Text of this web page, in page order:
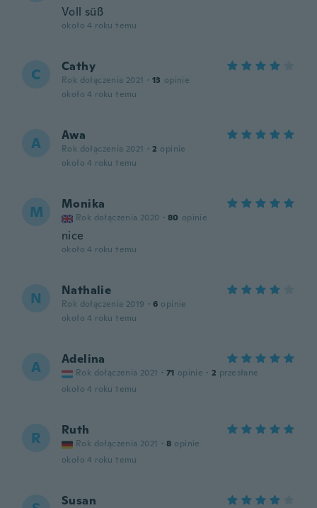
Voll süß
około 4 roku temu
C Cathy
Rok dołączenia 2021 · 13 opinie
około 4 roku temu
A Awa
Rok dołączenia 2021 · 2 opinie
około 4 roku temu
M Monika
Rok dołączenia 2020 · 80 opinie
nice
około 4 roku temu
N Nathalie
Rok dołączenia 2019 · 6 opinie
około 4 roku temu
A Adelina
Rok dołączenia 2021 · 71 opinie · 2 przesłane
około 4 roku temu
R Ruth
Rok dołączenia 2021 · 8 opinie
około 4 roku temu
Susan